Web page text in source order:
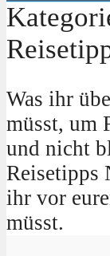
Was ihr
müsst, um
und nicht
Reisetipps
ihr vor
müsst.